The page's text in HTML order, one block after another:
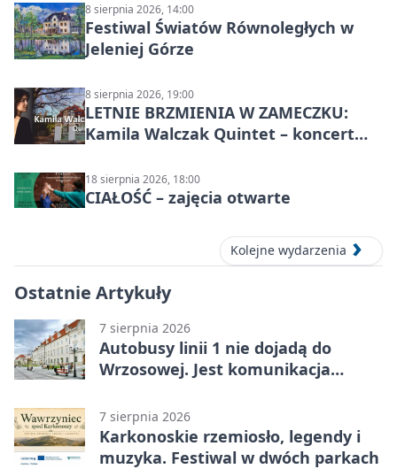
8 sierpnia 2026, 14:00
Festiwal Światów Równoległych w
Jeleniej Górze
8 sierpnia 2026, 19:00
LETNIE BRZMIENIA W ZAMECZKU:
Kamila Walczak Quintet – koncert
18 sierpnia 2026, 18:00
CIAŁOŚĆ – zajęcia otwarte
Kolejne wydarzenia
Ostatnie Artykuły
7 sierpnia 2026
Autobusy linii 1 nie dojadą do
Wrzosowej. Jest komunikacja
7 sierpnia 2026
Karkonoskie rzemiosło, legendy i
muzyka. Festiwal w dwóch parkach